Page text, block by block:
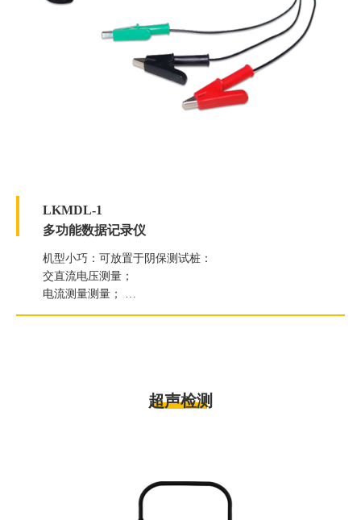
LKMDL-1
多功能数据记录仪
机型小巧：可放置于阴保测试桩：
交直流电压测量；
电流测量测量；
断电电位测量；
超声检测